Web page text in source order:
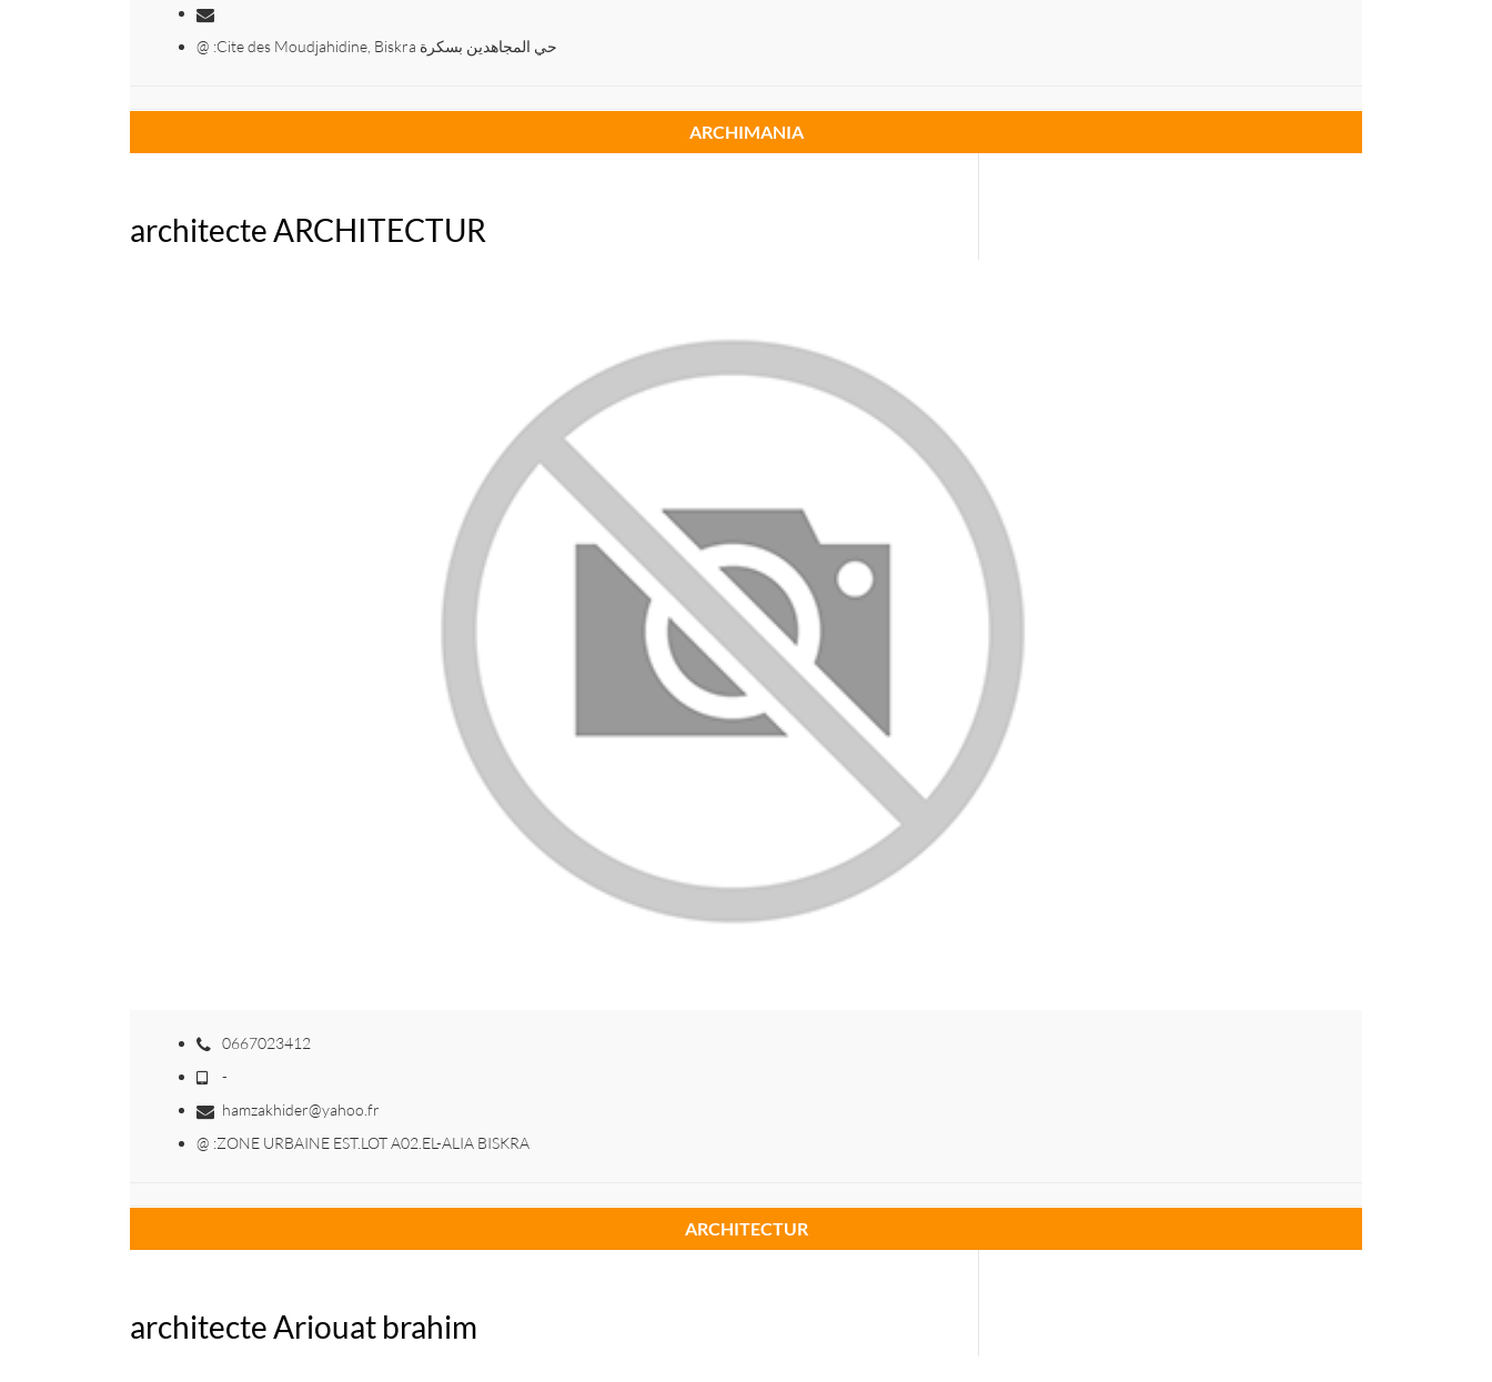
@ :Cite des Moudjahidine, Biskra حي المجاهدين بسكرة
ARCHIMANIA
architecte ARCHITECTUR
0667023412
-
hamzakhider@yahoo.fr
@ :ZONE URBAINE EST.LOT A02.EL-ALIA BISKRA
ARCHITECTUR
architecte Ariouat brahim